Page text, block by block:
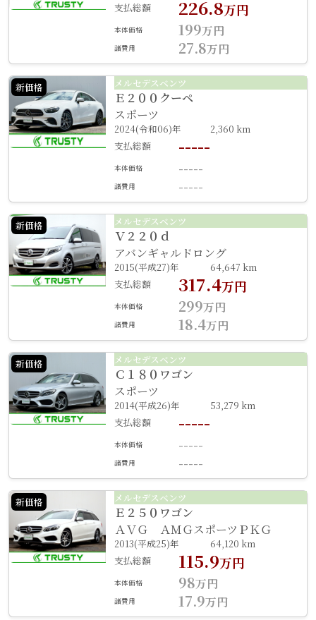
支払総額
226.8万円
本体価格 199万円
諸費用 27.8万円
新価格 メルセデスベンツ
Ｅ２００クーペ
スポーツ
2024(令和06)年
2,360 km
支払総額
-----
本体価格 -----
諸費用 -----
新価格 メルセデスベンツ
Ｖ２２０ｄ
アバンギャルドロング
2015(平成27)年
64,647 km
支払総額
317.4万円
本体価格 299万円
諸費用 18.4万円
新価格 メルセデスベンツ
Ｃ１８０ワゴン
スポーツ
2014(平成26)年
53,279 km
支払総額
-----
本体価格 -----
諸費用 -----
新価格 メルセデスベンツ
Ｅ２５０ワゴン
ＡＶＧ ＡＭＧスポーツＰＫＧ
2013(平成25)年
64,120 km
支払総額
115.9万円
本体価格 98万円
諸費用 17.9万円